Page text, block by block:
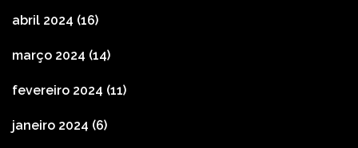
abril 2024 (16)
março 2024 (14)
fevereiro 2024 (11)
janeiro 2024 (6)